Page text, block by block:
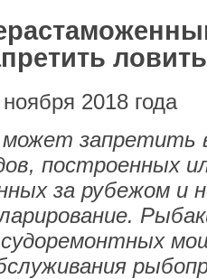
2018 года
запретить
построенных
за рубежом и